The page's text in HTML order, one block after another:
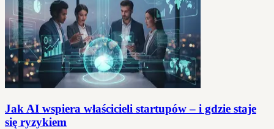
Jak AI wspiera właścicieli startupów – i gdzie staje
się ryzykiem